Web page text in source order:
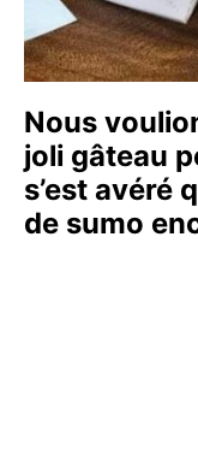
Nous
joli gâteau
s’est avéré
de sumo